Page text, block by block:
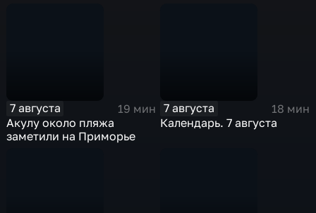
7 августа
19 мин
Акулу около пляжа
заметили на Приморье
7 августа
18 мин
Календарь. 7 августа